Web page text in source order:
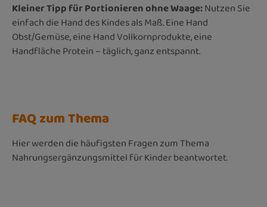
Kleiner Tipp für Portionieren ohne Waage:Nutzen Sie
einfach die Hand des Kindes als Maß. Eine Hand
Obst/Gemüse, eine Hand Vollkornprodukte, eine
Handfläche Protein – täglich, ganz entspannt.
FAQ zum Thema
Hier werden die häufigsten Fragen zum Thema
Nahrungsergänzungsmittel für Kinder beantwortet.